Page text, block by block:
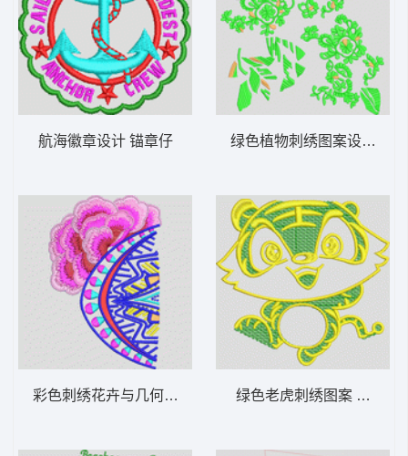
航海徽章设计 锚章仔
彩色刺绣花卉与几何图案 传统牡丹花
绿色植物刺绣图案设计 简
绿色老虎刺绣图案 小老虎